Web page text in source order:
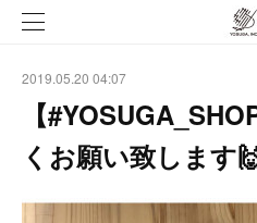
2019.05.20 04:07
【
くお願い致します